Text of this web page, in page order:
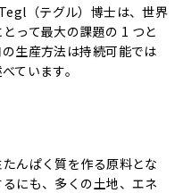
（テグル）博士は、世界
って最大の課題の 1 つと
生産方法は持続可能では
ています。
んぱく質を作る原料とな
にも、多くの土地、エネ